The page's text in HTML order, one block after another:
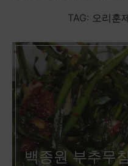
TAG: 오리훈
백종원 부추무